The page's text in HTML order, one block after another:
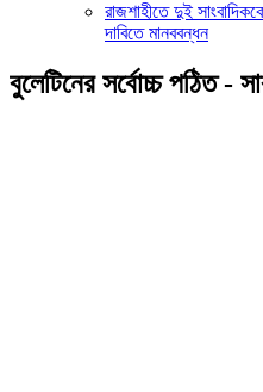
রাজশাহীতে দুই
দাবিতে মানববন্ধন
বুলেটিনের সর্বোচ্চ পঠিত -